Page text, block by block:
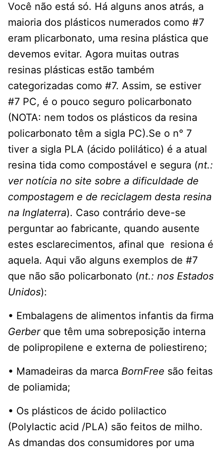
Você não está só. Há alguns anos atrás, a
maioria dos plásticos numerados como #7
eram plicarbonato, uma resina plástica que
devemos evitar. Agora muitas outras
resinas plásticas estão também
categorizadas como #7. Assim, se estiver
#7 PC, é o pouco seguro policarbonato
(NOTA: nem todos os plásticos da resina
policarbonato têm a sigla PC).Se o n° 7
tiver a sigla PLA (ácido polilático) é a atual
resina tida como compostável e segura (nt.:
ver notícia no site sobre a dificuldade de
compostagem e de reciclagem desta resina
na Inglaterra). Caso contrário deve-se
perguntar ao fabricante, quando ausente
estes esclarecimentos, afinal que resiona é
aquela. Aqui vão alguns exemplos de #7
que não são policarbonato (nt.: nos Estados
Unidos):
• Embalagens de alimentos infantis da firma
Gerberque têm uma sobreposição interna
de polipropilene e externa de poliestireno;
• Mamadeiras da marca BornFree são feitas
de poliamida;
• Os plásticos de ácido polilactico
(Polylactic acid /PLA) são feitos de milho.
As dmandas dos consumidores por uma